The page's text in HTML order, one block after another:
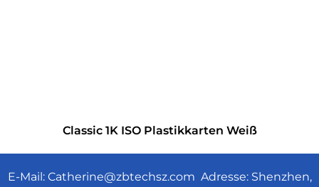
Classic 1K ISO Plastikkarten Weiß
E-Mail: Catherine@zbtechsz.com Adresse: Shenzhen,